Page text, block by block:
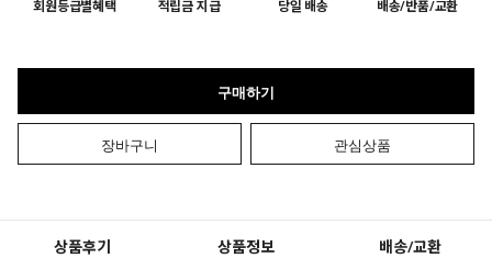
회원등급별혜택
적립금 지급
당일 배송
배송/반품/교환
구매하기
장바구니 관심상품
상품후기 상품정보 배송/교환